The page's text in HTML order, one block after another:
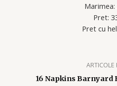
Marimea:
Pret:
Pret cu
ARTICOLE
16 Napkins Barnyard